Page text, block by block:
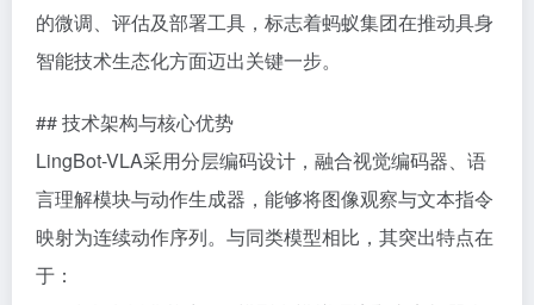
的微调、评估及部署工具，标志着蚂蚁集团在推动具身
智能技术生态化方面迈出关键一步。
## 技术架构与核心优势
LingBot-VLA采用分层编码设计，融合视觉编码器、语
言理解模块与动作生成器，能够将图像观察与文本指令
映射为连续动作序列。与同类模型相比，其突出特点在
于：